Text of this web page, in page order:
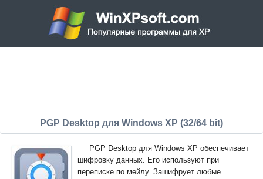
PGP Desktop для Windows XP (32/64 bit)
PGP Desktop для Windows XP обеспечивает
шифровку данных. Его используют при
переписке по мейлу. Зашифрует любые